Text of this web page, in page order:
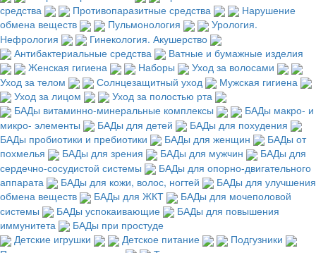
средства
Противопаразитные средства
Нарушение
обмена веществ
Пульмонология
Урология.
Нефрология
Гинекология. Акушерство
Антибактериальные средства
Ватные и бумажные изделия
Женская гигиена
Наборы
Уход за волосами
Уход за телом
Солнцезащитный уход
Мужская гигиена
Уход за лицом
Уход за полостью рта
БАДы витаминно-минеральные комплексы
БАДы макро- и
микро- элементы
БАДы для детей
БАДы для похудения
БАДы пробиотики и пребиотики
БАДы для женщин
БАДы от
похмелья
БАДы для зрения БАДы для мужчин
БАДы для
сердечно-сосудистой системы
БАДы для опорно-двигательного
аппарата
БАДы для кожи, волос, ногтей
БАДы для улучшения
обмена веществ
БАДы для ЖКТ
БАДы для мочеполовой
системы
БАДы успокаивающие
БАДы для повышения
иммунитета
БАДы при простуде
Детские игрушки
Детское питание
Подгузники